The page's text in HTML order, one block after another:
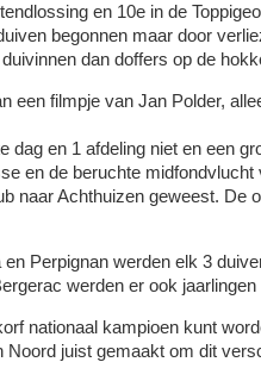
en 10e in de
begonnen maar door
dan doffers op de
een filmpje van Jan Polder,
dag en 1 afdeling niet en een
en de beruchte
naar Achthuizen geweest. De
Perpignan werden elk 3
werden er ook jaarlingen
nationaal kampioen kunt
juist gemaakt om dit